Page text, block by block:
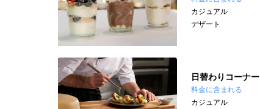
カジュアル
デザート
日替わりコーナー
料金に含まれる
カジュアル